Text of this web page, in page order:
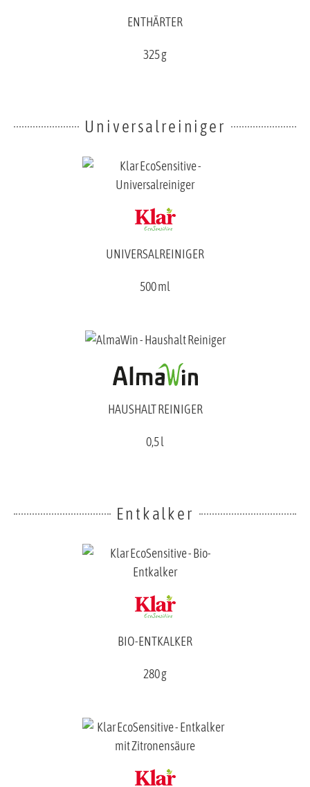
ENTHÄRTER
325 g
Universalreiniger
UNIVERSALREINIGER
500 ml
HAUSHALT REINIGER
0,5 l
Entkalker
BIO-ENTKALKER
280 g